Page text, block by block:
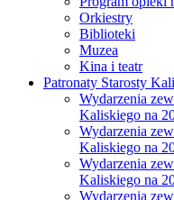
Orkiestry
Biblioteki
Muzea
Kina i teatr
Patronaty Starosty
Wydarzenia
Kaliskiego na
Wydarzenia
Kaliskiego na
Wydarzenia
Kaliskiego na
Wydarzenia